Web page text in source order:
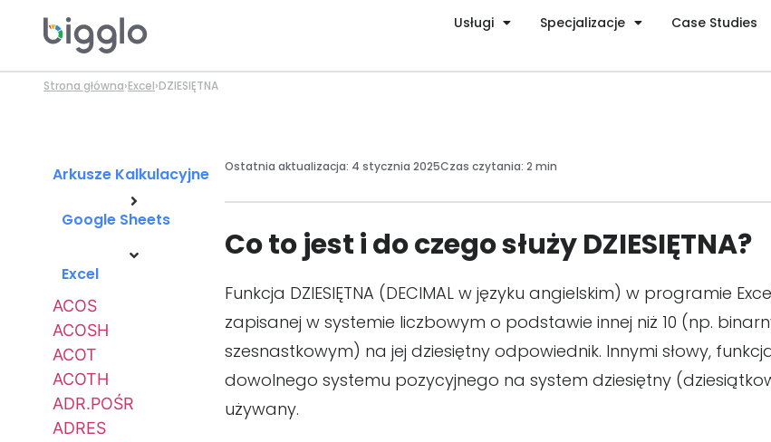
Usługi Specjalizacje Case Studies
Strona główna›Excel›DZIESIĘTNA
Ostatnia aktualizacja: 4 stycznia 2025Czas czytania: 2 min
Co to jest i do czego służy DZIESIĘTNA?
Funkcja DZIESIĘTNA (DECIMAL w języku angielskim) w programie
zapisanej w systemie liczbowym o podstawie innej niż 10 (np.
szesnastkowym) na jej dziesiętny odpowiednik. Innymi słowy,
dowolnego systemu pozycyjnego na system dziesiętny
używany.
Arkusze Kalkulacyjne
Google Sheets
Excel
ACOS
ACOSH
ACOT
ACOTH
ADR.POŚR
ADRES